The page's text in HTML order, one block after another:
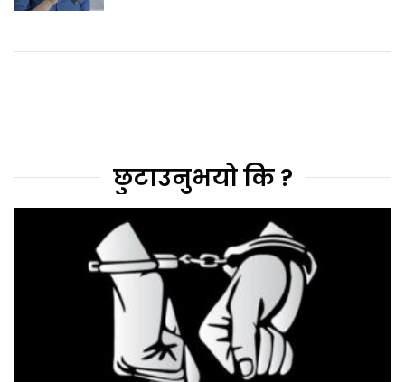
छुटाउनुभयो कि ?